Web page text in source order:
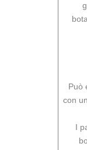
Può
con
I